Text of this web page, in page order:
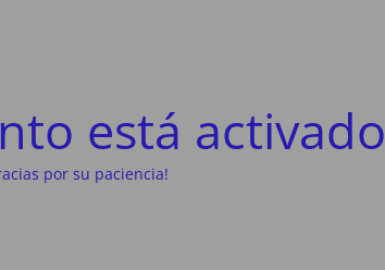
está activado
por su paciencia!